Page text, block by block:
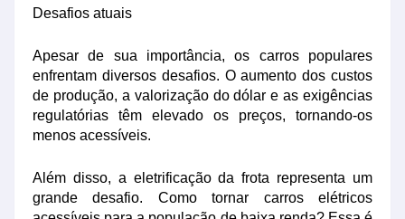
Desafios atuais
Apesar de sua importância, os carros populares
enfrentam diversos desafios. O aumento dos custos
de produção, a valorização do dólar e as exigências
regulatórias têm elevado os preços, tornando-os
menos acessíveis.
Além disso, a eletrificação da frota representa um
grande desafio. Como tornar carros elétricos